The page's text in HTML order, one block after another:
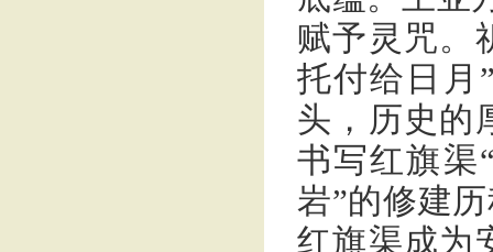
赋予灵咒。
托付给日月
头，历史的
书写红旗渠
岩”的修建
红旗渠成为